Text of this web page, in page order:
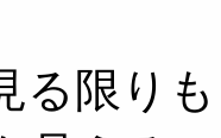
る限り